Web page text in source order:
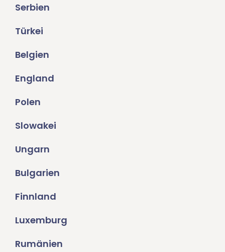
Serbien
Türkei
Belgien
England
Polen
Slowakei
Ungarn
Bulgarien
Finnland
Luxemburg
Rumänien